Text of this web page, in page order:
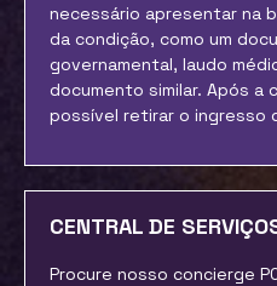
necessário apresentar na
da condição, como um
governamental, laudo
documento similar. Após a
possível retirar o ingresso
CENTRAL DE
Procure nosso concierge